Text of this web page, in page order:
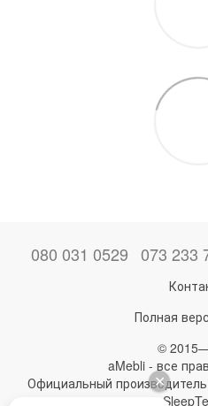
080 031 0529 073 233
Полная
©
aMebli - все
Официальный